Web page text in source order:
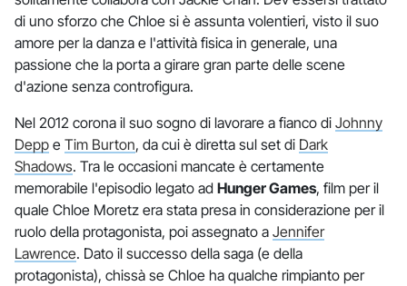
di uno sforzo che Chloe si è assunta volentieri, visto il suo
amore per la danza e l'attività fisica in generale, una
passione che la porta a girare gran parte delle scene
d'azione senza controfigura.
Nel 2012 corona il suo sogno di lavorare a fianco di Johnny
Depp e Tim Burton, da cui è diretta sul set di Dark
Shadows. Tra le occasioni mancate è certamente
memorabile l'episodio legato ad Hunger Games, film per il
quale Chloe Moretz era stata presa in considerazione per il
ruolo della protagonista, poi assegnato a Jennifer
Lawrence. Dato il successo della saga (e della
protagonista), chissà se Chloe ha qualche rimpianto per